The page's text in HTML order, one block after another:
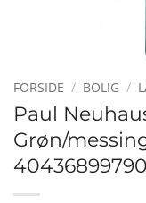
FORSIDE / BOLIG /
Paul
Grøn/